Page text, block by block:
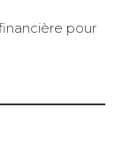
pour